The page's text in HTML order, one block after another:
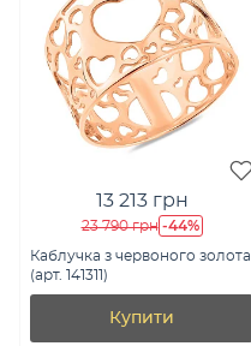
13 213 грн
23 790 грн -44%
Каблучка з червоного золота
(арт. 141311)
Купити